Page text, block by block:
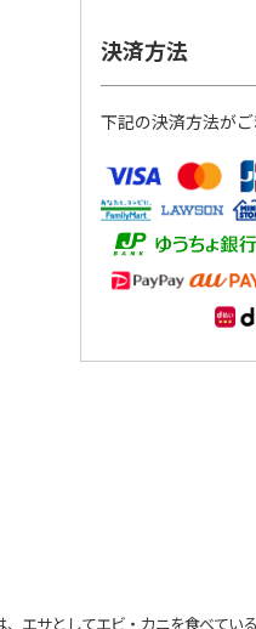
決済方法
下記の決済方法がご
サとしてエビ・カニを食べている